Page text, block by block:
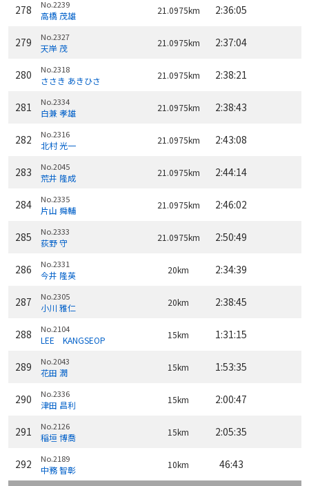
278 No.2239
高橋 茂雄 21.0975km 2:36:05
279 No.2327
天岸 茂 21.0975km 2:37:04
280 No.2318
ささき あきひさ 21.0975km 2:38:21
281 No.2334
白兼 孝雄 21.0975km 2:38:43
282 No.2316
北村 光一 21.0975km 2:43:08
283 No.2045
荒井 隆成 21.0975km 2:44:14
284 No.2335
片山 舜輔 21.0975km 2:46:02
285 No.2333
荻野 守 21.0975km 2:50:49
286 No.2331
今井 隆英 20km 2:34:39
287 No.2305
小川 雅仁 20km 2:38:45
288 No.2104
LEE KANGSEOP 15km 1:31:15
289 No.2043
花田 潤 15km 1:53:35
290 No.2336
津田 昌利 15km 2:00:47
291 No.2126
稲垣 博喬 15km 2:05:35
292 No.2189
中務 智彰 10km 46:43